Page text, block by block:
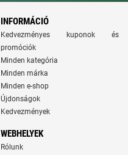
INFORMÁCIÓ
Kedvezményes kuponok és
promóciók
Minden kategória
Minden márka
Minden e-shop
Újdonságok
Kedvezmények
WEBHELYEK
Rólunk